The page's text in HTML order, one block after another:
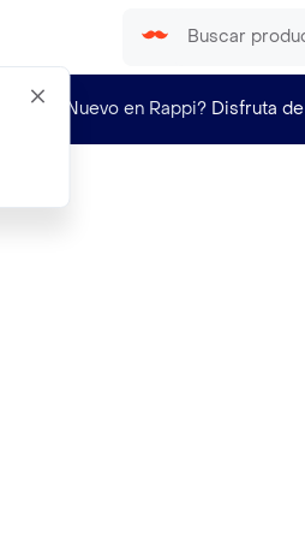
¿Nuevo en Rappi? Disfruta de